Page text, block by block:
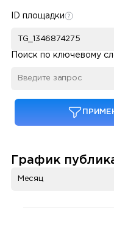
ID площадки
Поиск по ключевому
График
Месяц